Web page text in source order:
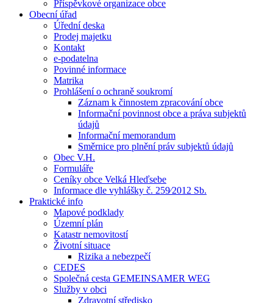
Příspěvkové organizace obce
Obecní úřad
Úřední deska
Prodej majetku
Kontakt
e-podatelna
Povinné informace
Matrika
Prohlášení o ochraně soukromí
Záznam k činnostem zpracování obce
Informační povinnost obce a práva subjektů
údajů
Informační memorandum
Směrnice pro plnění práv subjektů údajů
Obec V.H.
Formuláře
Ceníky obce Velká Hleďsebe
Informace dle vyhlášky č. 259⁄2012 Sb.
Praktické info
Mapové podklady
Územní plán
Katastr nemovitostí
Životní situace
Rizika a nebezpečí
CEDES
Společná cesta GEMEINSAMER WEG
Služby v obci
Zdravotní středisko